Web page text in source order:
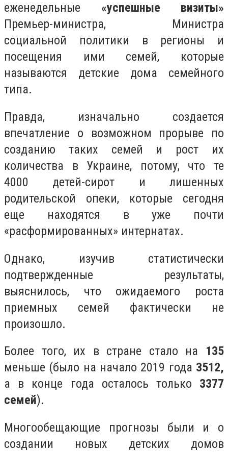
еженедельные «успешные визиты»
Премьер-министра, Министра
социальной политики в регионы и
посещения ими семей, которые
называются детские дома семейного
типа.
Правда, изначально создается
впечатление о возможном прорыве по
созданию таких семей и рост их
количества в Украине, потому, что те
4000 детей-сирот и лишенных
родительской опеки, которые сегодня
еще находятся в уже почти
«расформированных» интернатах.
Однако, изучив статистически
подтвержденные результаты,
выяснилось, что ожидаемого роста
приемных семей фактически не
произошло.
Более того, их в стране стало на 135
меньше (было на начало 2019 года 3512,
а в конце года осталось только 3377
семей).
Многообещающие прогнозы были и о
создании новых детских домов